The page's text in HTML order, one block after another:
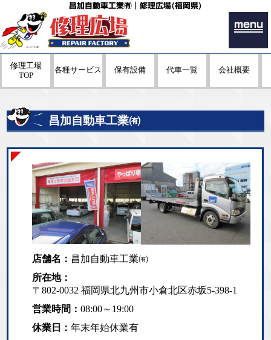
昌加自動車工業㈲｜修理広場(福岡県)
menu
修理工場
TOP
各種サービス 保有設備 代車一覧 会社概要
昌加自動車工業㈲
店舗名： 昌加自動車工業㈲
所在地：
〒802-0032 福岡県北九州市小倉北区赤坂5-398-1
営業時間：08:00～19:00
休業日：年末年始休業有